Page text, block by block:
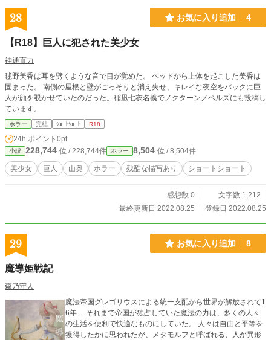
28 お気に入り追加 4
【R18】巨人に犯された美少女
神通百力
毬野美香は耳を劈くような音で目が覚めた。 ベッドから上体を起こした美香は
固まった。 南側の屋根と壁がごっそりと消え失せ、キレイな夜空をバックに巨
人が顔を覗かせていたのだった。稲凪七衣名義でノクターンノベルズにも投稿し
ています。
ホラー 完結 ｼｮｰﾄｼｮｰﾄ R18
24h.ポイント 0pt
小説 228,744 位 / 228,744件 ホラー 8,504 位 / 8,504件
美少女 巨人 山奥 ホラー 残酷な描写あり ショートショート
感想数 0
文字数 1,212
最終更新日 2022.08.25
登録日 2022.08.25
29 お気に入り追加 8
魔導姫戦記
森乃守人
魔法帝国グレゴリウスによる統一支配から世界が解放されて1
6年… それまで帝国が独占していた魔法の力は、多くの人々
の生活を便利で快適なものにしていた。 人々は自由と平等を
獲得したかに思われたが、メタモルフと呼ばれる、人が異形